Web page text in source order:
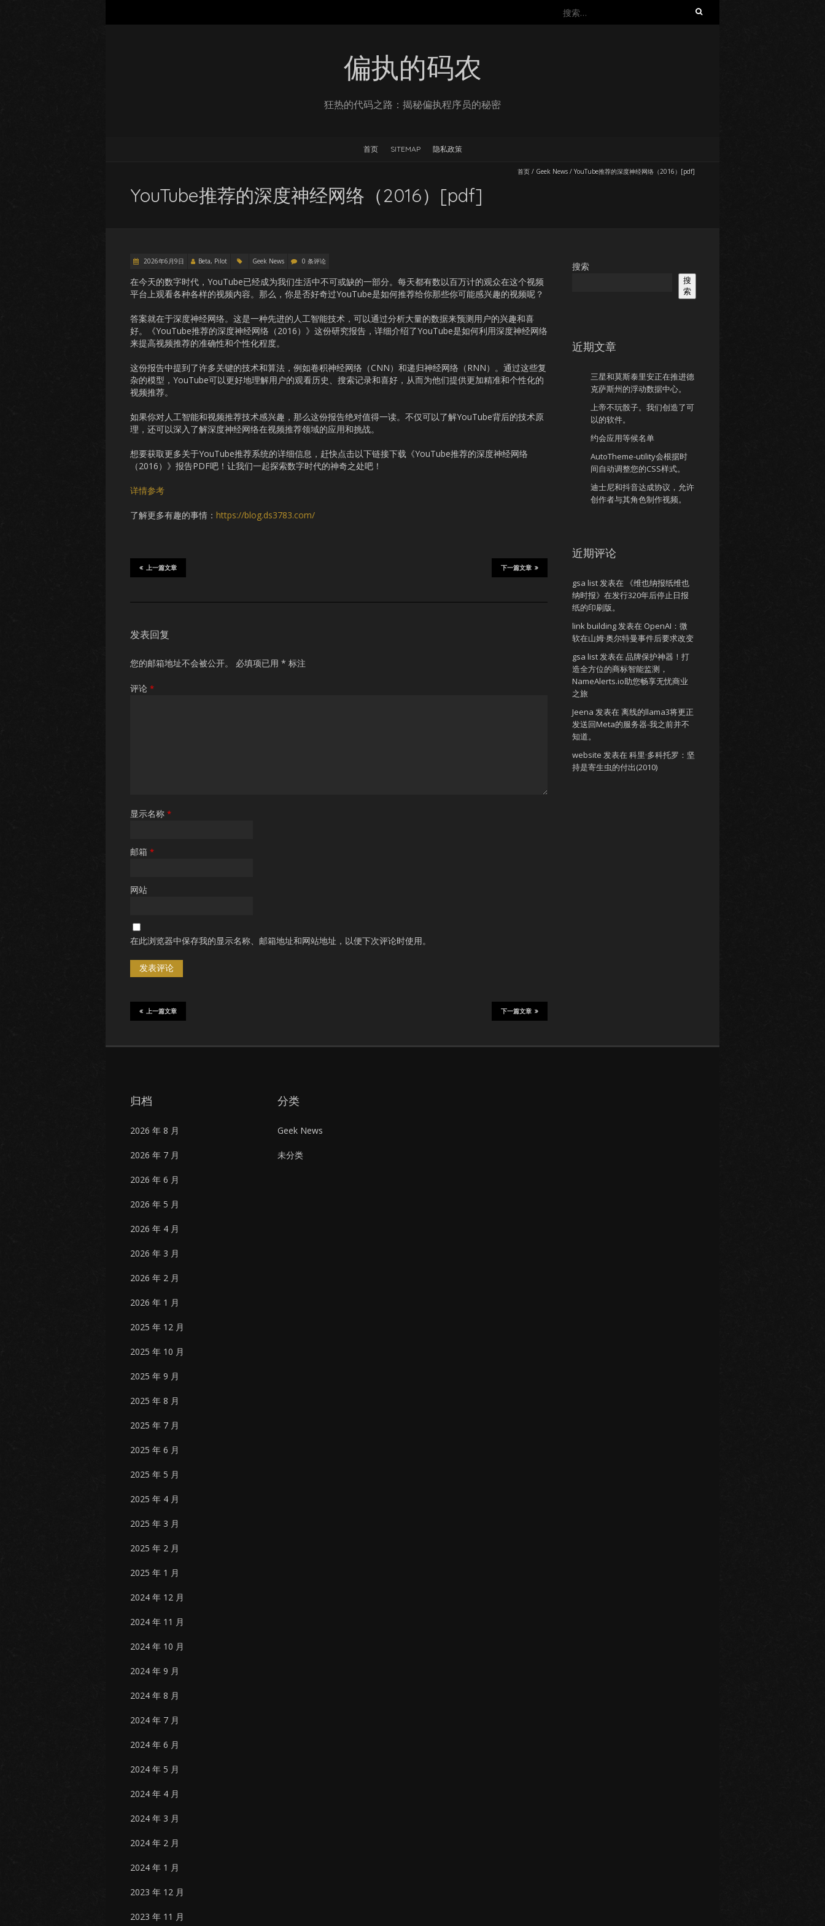
搜
偏执的码农
狂热的代码之路：揭秘偏执程序员的秘密
首页 SITEMAP 隐私政策
首页 / Geek News / YouTube推荐的深度神经网络（2016）[pdf]
YouTube推荐的深度神经网络（2016）[pdf]
2026年6月9日 Beta, Pilot Geek News 0 条评论
在今天的数字时代，YouTube已经成为我们生活中不可或缺的一部分。每天都有数以百万计的观众在这个视频
平台上观看各种各样的视频内容。那么，你是否好奇过YouTube是如何推荐给你那些你可能感兴趣的视频呢？
答案就在于深度神经网络。这是一种先进的人工智能技术，可以通过分析大量的数据来预测用户的兴趣和喜
好。《YouTube推荐的深度神经网络（2016）》这份研究报告，详细介绍了YouTube是如何利用深度神经网络
来提高视频推荐的准确性和个性化程度。
这份报告中提到了许多关键的技术和算法，例如卷积神经网络（CNN）和递归神经网络（RNN）。通过这些复
杂的模型，YouTube可以更好地理解用户的观看历史、搜索记录和喜好，从而为他们提供更加精准和个性化的
视频推荐。
如果你对人工智能和视频推荐技术感兴趣，那么这份报告绝对值得一读。不仅可以了解YouTube背后的技术原
理，还可以深入了解深度神经网络在视频推荐领域的应用和挑战。
想要获取更多关于YouTube推荐系统的详细信息，赶快点击以下链接下载《YouTube推荐的深度神经网络
（2016）》报告PDF吧！让我们一起探索数字时代的神奇之处吧！
详情参考
了解更多有趣的事情： https://blog.ds3783.com/
下一篇文章
上一篇文章
发表回复
您的邮箱地址不会被公开。 必填项已用 * 标注
评论 *
显示名称 *
邮箱 *
网站
在此浏览器中保存我的显示名称、邮箱地址和网站地址，以便下次评论时使用。
下一篇文章
上一篇文章
搜索
搜
索
近期文章
三星和莫斯泰里安正在推进德
克萨斯州的浮动数据中心。
上帝不玩骰子。我们创造了可
以的软件。
约会应用等候名单
AutoTheme-utility会根据时
间自动调整您的CSS样式。
迪士尼和抖音达成协议，允许
创作者与其角色制作视频。
近期评论
gsa list发表在
《维也纳报纸维也
纳时报》在发行320年后停止日报
纸的印刷版。
link building发表在 OpenAI：微
软在山姆·奥尔特曼事件后要求改变
gsa list发表在 品牌保护神器！打
造全方位的商标智能监测，
NameAlerts.io助您畅享无忧商业
之旅
Jeena 发表在 离线的llama3将更正
发送回Meta的服务器-我之前并不
知道。
website 发表在 科里·多科托罗：坚
持是寄生虫的付出(2010)
归档
2026 年 8 月
2026 年 7 月
2026 年 6 月
2026 年 5 月
2026 年 4 月
2026 年 3 月
2026 年 2 月
2026 年 1 月
2025 年 12 月
2025 年 10 月
2025 年 9 月
2025 年 8 月
2025 年 7 月
2025 年 6 月
2025 年 5 月
2025 年 4 月
2025 年 3 月
2025 年 2 月
2025 年 1 月
2024 年 12 月
2024 年 11 月
2024 年 10 月
2024 年 9 月
2024 年 8 月
2024 年 7 月
2024 年 6 月
2024 年 5 月
2024 年 4 月
2024 年 3 月
2024 年 2 月
2024 年 1 月
2023 年 12 月
2023 年 11 月
分类
Geek News
未分类